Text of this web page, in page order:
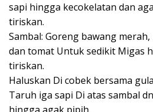
sapi hingga kecokelatan dan
tiriskan.
Sambal: Goreng bawang
dan tomat Untuk sedikit Migas
tiriskan.
Haluskan Di cobek bersama
Taruh iga sapi Di atas sambal